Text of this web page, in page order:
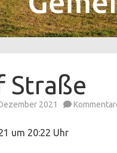
Straße
2021
um 20:22 Uhr